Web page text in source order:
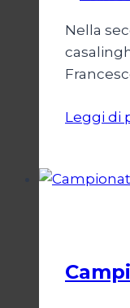
Nella
Leggi di